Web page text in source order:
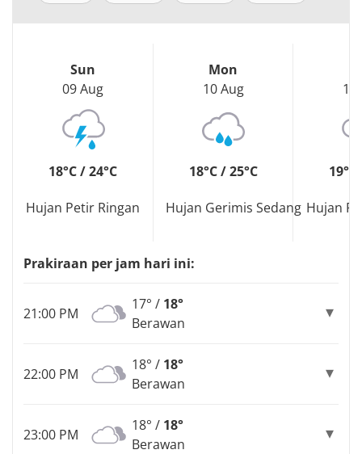
Sun
09 Aug
18°C / 24°C
Hujan Petir Ringan
Mon
10 Aug
18°C / 25°C
Hujan Gerimis Sedang
11
19°C
Hujan
Prakiraan per jam hari ini:
21:00 PM
17° / 18°
Berawan
22:00 PM
18° / 18°
Berawan
23:00 PM
18° / 18°
Berawan